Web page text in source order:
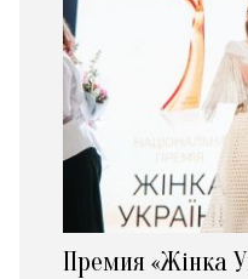
Премия «Жінка